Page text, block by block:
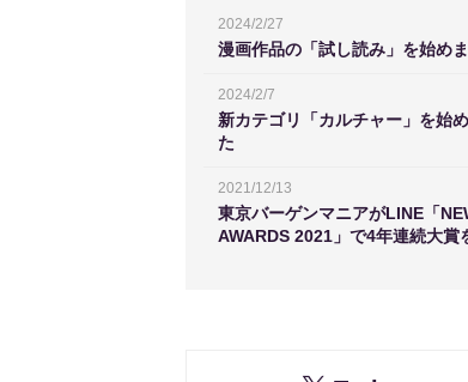
2024/2/27
漫画作品の「試し読み」を始め
2024/2/7
新カテゴリ「カルチャー」を始
た
2021/12/13
東京バーゲンマニアがLINE「
AWARDS 2021」で4年連続大賞